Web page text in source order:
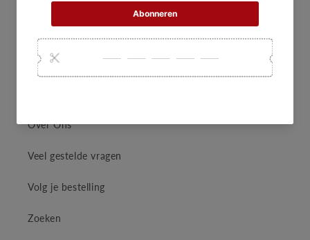
Rückgaberecht
JL-Security
Over Ons
Veel gestelde vragen
Volg je bestelling
Zoeken